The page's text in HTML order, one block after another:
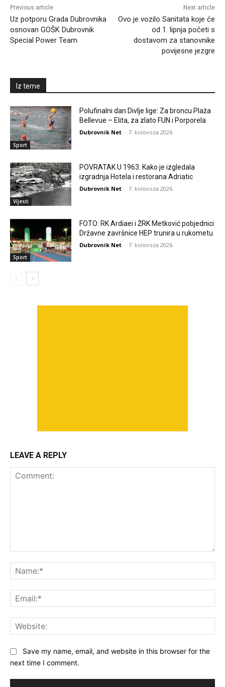
Previous article
Uz potporu Grada Dubrovnika
osnovan GOŠK Dubrovnik
Special Power Team
Next article
Ovo je vozilo Sanitata koje će
od 1. lipnja početi s
dostavom za stanovnike
povijesne jezgre
Iz teme
Sport
Polufinalni dan Divlje lige: Za broncu Plaža
Bellevue – Elita, za zlato FUN i Porporela
Dubrovnik Net - 7. kolovoza 2026.
Vijesti
POVRATAK U 1963. Kako je izgledala
izgradnja Hotela i restorana Adriatic
Dubrovnik Net - 7. kolovoza 2026.
Sport
FOTO: RK Ardiaei i ŽRK Metković pobjednici
Državne završnice HEP trunira u rukometu
Dubrovnik Net - 7. kolovoza 2026.
LEAVE A REPLY
Save my name, email, and website in this browser for the
next time I comment.